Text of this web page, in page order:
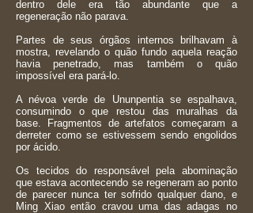
dentro dele era tão abundante que a
regeneração não parava.
Partes de seus órgãos internos brilhavam à
mostra, revelando o quão fundo aquela reação
havia penetrado, mas também o quão
impossível era pará-lo.
A névoa verde de Ununpentia se espalhava,
consumindo o que restou das muralhas da
base. Fragmentos de artefatos começaram a
derreter como se estivessem sendo engolidos
por ácido.
Os tecidos do responsável pela abominação
que estava acontecendo se regeneram ao ponto
de parecer nunca ter sofrido qualquer dano, e
Ming Xiao então cravou uma das adagas no